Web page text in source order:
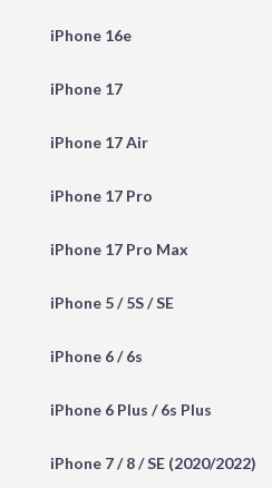
iPhone 16e
iPhone 17
iPhone 17 Air
iPhone 17 Pro
iPhone 17 Pro Max
iPhone 5 / 5S / SE
iPhone 6 / 6s
iPhone 6 Plus / 6s Plus
iPhone 7 / 8 / SE (2020/2022)